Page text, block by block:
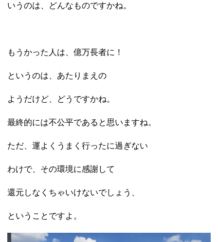
いうのは、どんなものですかね。
もうかった人は、億万長者に！
というのは、あたりまえの
ようだけど、どうですかね。
最終的には不公平であると思いますね。
ただ、運よくうまく行ったに過ぎない
わけで、その環境に感謝して
還元しなくちゃいけないでしょう、
ということですよ。